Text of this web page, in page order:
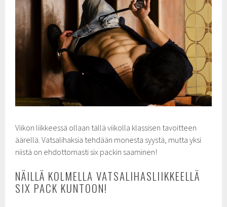
Viikon liikkeessä ollaan tällä viikolla klassisen tavoitteen
äärellä. Vatsalihaksia tehdään monesta syystä, mutta yksi
niistä on ehdottomasti six packin saaminen!
NÄILLÄ KOLMELLA VATSALIHASLIIKKEELLÄ
SIX PACK KUNTOON!